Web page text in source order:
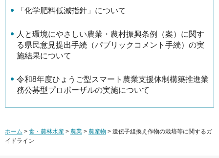
「化学肥料低減指針」について
人と環境にやさしい農業・農村振興条例（案）に関す
る県民意見提出手続（パブリックコメント手続）の実
施結果について
令和8年度ひょうご型スマート農業支援体制構築推進業
務公募型プロポーザルの実施について
ホーム > 食・農林水産 > 農業 > 農産物 > 遺伝子組換え作物の栽培等に関するガ
イドライン